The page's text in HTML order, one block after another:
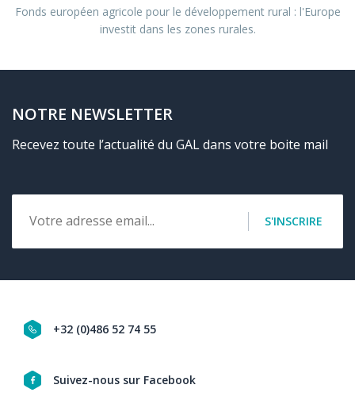
Fonds européen agricole pour le développement rural : l'Europe
investit dans les zones rurales.
NOTRE NEWSLETTER
Recevez toute l’actualité du GAL dans votre boite mail
Email S'INSCRIRE
Navigation
+32 (0)486 52 74 55
Suivez-nous sur Facebook